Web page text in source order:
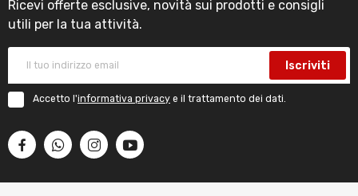
Ricevi offerte esclusive, novità sui prodotti e consigli
utili per la tua attività.
Iscriviti
Accetto l'informativa privacy e il trattamento dei dati.